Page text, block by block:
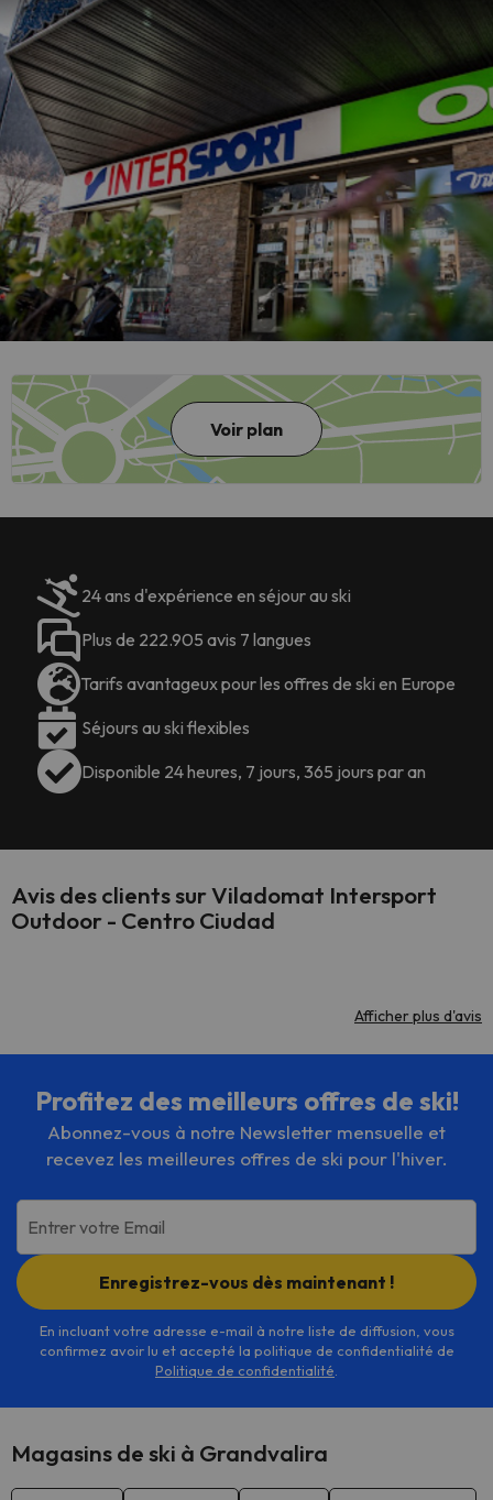
Voir plan
24 ans d'expérience en séjour au ski
Plus de 222.905 avis 7 langues
Tarifs avantageux pour les offres de ski en Europe
Séjours au ski flexibles
Disponible 24 heures, 7 jours, 365 jours par an
Avis des clients sur Viladomat Intersport
Outdoor - Centro Ciudad
Afficher plus d'avis
Profitez des meilleurs offres de ski!
Abonnez-vous à notre Newsletter mensuelle et
recevez les meilleures offres de ski pour l'hiver.
Entrer votre Email
Enregistrez-vous dès maintenant !
En incluant votre adresse e-mail à notre liste de diffusion, vous
confirmez avoir lu et accepté la politique de confidentialité de
Politique de confidentialité
Magasins de ski à Grandvalira